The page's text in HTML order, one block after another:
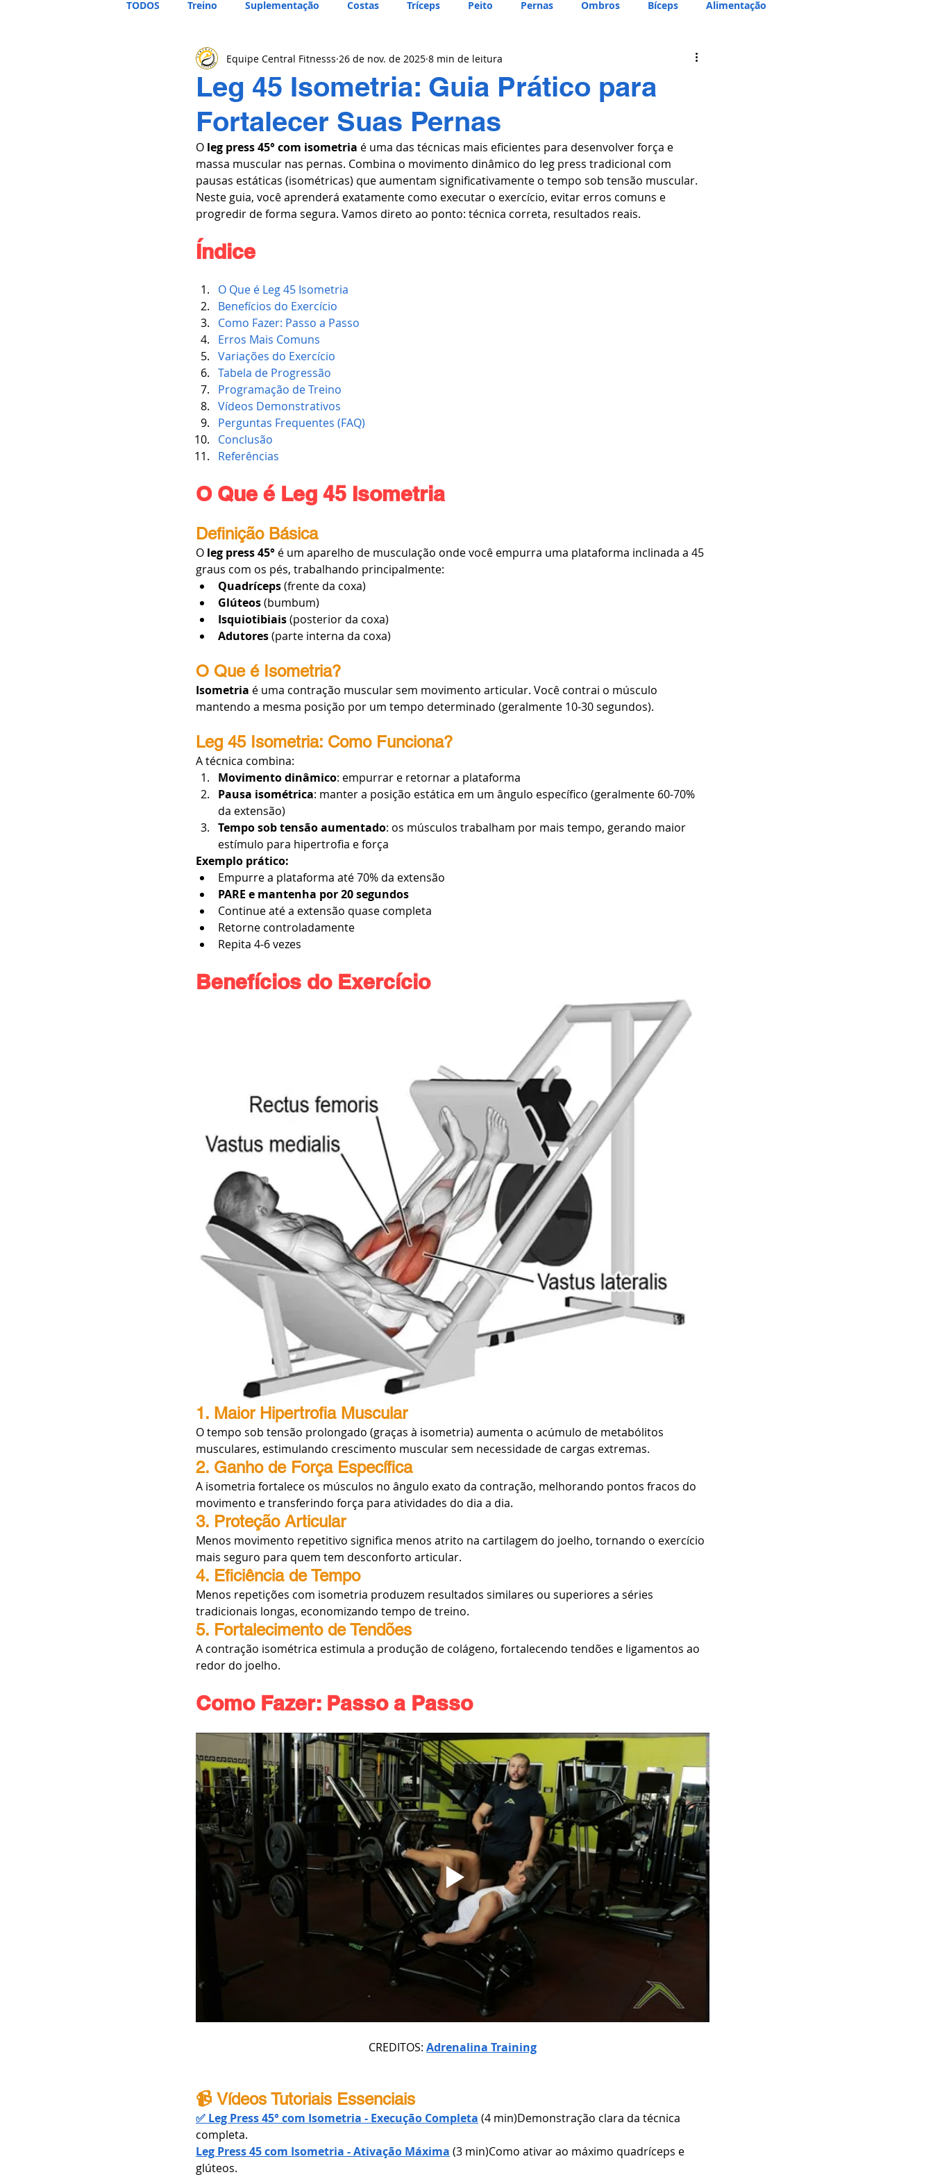
TODOS Treino Suplementação Costas Tríceps Peito Pernas Ombros Bíceps Alimentação
Leg 45 Isometria: Guia Prático para
Fortalecer Suas Pernas
Equipe Central Fitnesss 26 de nov. de 2025 8 min de leitura
O leg press 45° com isometria é uma das técnicas mais eficientes para desenvolver força e
massa muscular nas pernas. Combina o movimento dinâmico do leg press tradicional com
pausas estáticas (isométricas) que aumentam significativamente o tempo sob tensão muscular.
Neste guia, você aprenderá exatamente como executar o exercício, evitar erros comuns e
progredir de forma segura. Vamos direto ao ponto: técnica correta, resultados reais.
Índice
O Que é Leg 45 Isometria
Benefícios do Exercício
Como Fazer: Passo a Passo
Erros Mais Comuns
Variações do Exercício
Tabela de Progressão
Programação de Treino
Vídeos Demonstrativos
Perguntas Frequentes (FAQ)
Conclusão
Referências
O Que é Leg 45 Isometria
Definição Básica
O leg press 45° é um aparelho de musculação onde você empurra uma plataforma inclinada a 45
graus com os pés, trabalhando principalmente:
Quadríceps (frente da coxa)
Glúteos (bumbum)
Isquiotibiais (posterior da coxa)
Adutores (parte interna da coxa)
O Que é Isometria?
Isometria é uma contração muscular sem movimento articular. Você contrai o músculo
mantendo a mesma posição por um tempo determinado (geralmente 10-30 segundos).
Leg 45 Isometria: Como Funciona?
A técnica combina:
Movimento dinâmico: empurrar e retornar a plataforma
Pausa isométrica: manter a posição estática em um ângulo específico (geralmente 60-70%
da extensão)
Tempo sob tensão aumentado: os músculos trabalham por mais tempo, gerando maior
estímulo para hipertrofia e força
Exemplo prático:
Empurre a plataforma até 70% da extensão
PARE e mantenha por 20 segundos
Continue até a extensão quase completa
Retorne controladamente
Repita 4-6 vezes
Benefícios do Exercício
1. Maior Hipertrofia Muscular
O tempo sob tensão prolongado (graças à isometria) aumenta o acúmulo de metabólitos
musculares, estimulando crescimento muscular sem necessidade de cargas extremas.
2. Ganho de Força Específica
A isometria fortalece os músculos no ângulo exato da contração, melhorando pontos fracos do
movimento e transferindo força para atividades do dia a dia.
3. Proteção Articular
Menos movimento repetitivo significa menos atrito na cartilagem do joelho, tornando o exercício
mais seguro para quem tem desconforto articular.
4. Eficiência de Tempo
Menos repetições com isometria produzem resultados similares ou superiores a séries
tradicionais longas, economizando tempo de treino.
5. Fortalecimento de Tendões
A contração isométrica estimula a produção de colágeno, fortalecendo tendões e ligamentos ao
redor do joelho.
Como Fazer: Passo a Passo
CREDITOS: Adrenalina Training
📹 Vídeos Tutoriais Essenciais
✅ Leg Press 45° com Isometria - Execução Completa (4 min)Demonstração clara da técnica
completa.
Leg Press 45 com Isometria - Ativação Máxima (3 min)Como ativar ao máximo quadríceps e
glúteos.